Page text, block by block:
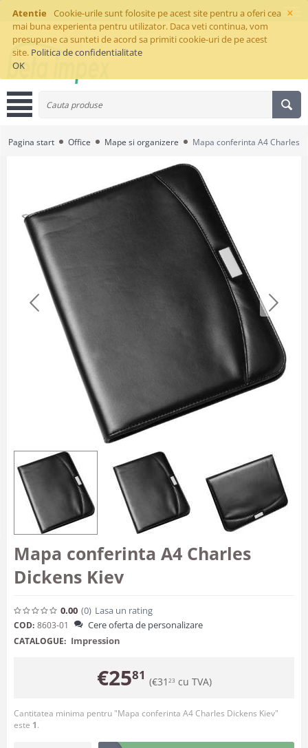
×
Atentie
Cookie-urile sunt folosite pe acest site pentru a oferi cea
mai buna experienta pentru utilizator. Daca veti continua, vom
presupune ca sunteti de acord sa primiti cookie-uri de pe acest
site. Politica de confidentialitate
OK
Pagina start Office Mape si organizere Mapa conferinta A4 Charles
Mapa conferinta A4 Charles
Dickens Kiev
0.00 (0) Lasa un rating
COD: 8603-01 Cere oferta de personalizare
CATALOGUE: Impression
€2581 (€31 23 cu TVA)
Cantitatea minima pentru "Mapa conferinta A4 Charles Dickens Kiev"
este 1.